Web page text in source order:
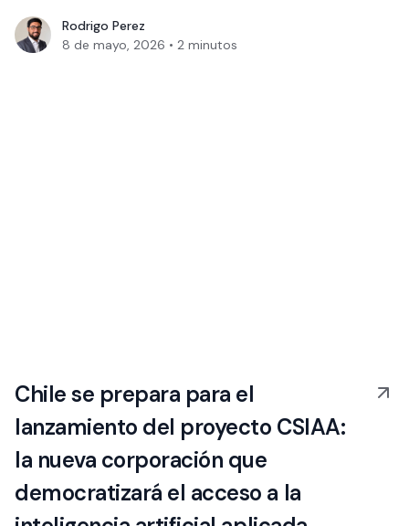
Rodrigo Perez
8 de mayo, 2026 • 2 minutos
Chile se prepara para el
lanzamiento del proyecto CSIAA:
la nueva corporación que
democratizará el acceso a la